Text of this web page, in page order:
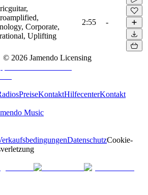
Corporate,
Uplifting
2:55 -
© 2026 Jamendo Licensing
PreiseKontaktHilfecenterKontakt
Music
DatenschutzCookie-